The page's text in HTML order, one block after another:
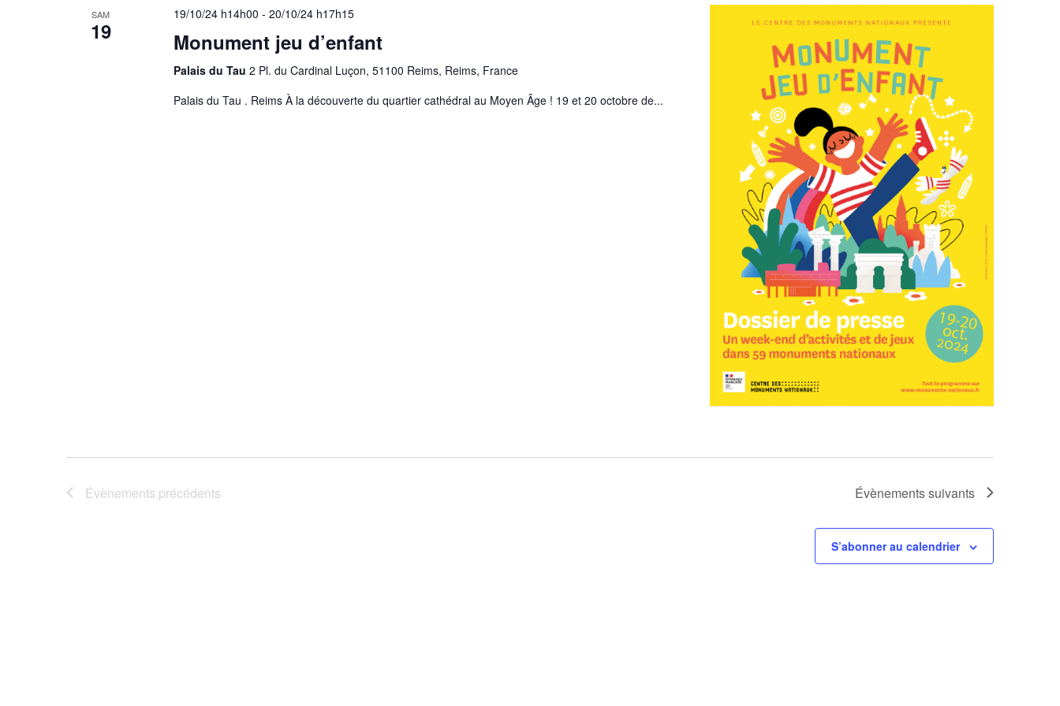
SAM
19
19/10/24 h14h00 - 20/10/24 h17h15
Monument jeu d’enfant
Palais du Tau 2 Pl. du Cardinal Luçon, 51100 Reims, Reims, France
Palais du Tau . Reims À la découverte du quartier cathédral au Moyen Âge ! 19 et 20 octobre de...
Évènements précédents Évènementssuivants
S’abonner au calendrier